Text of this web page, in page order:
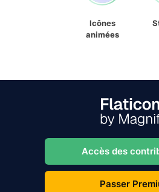
Icônes
animées
Accès des
Passer